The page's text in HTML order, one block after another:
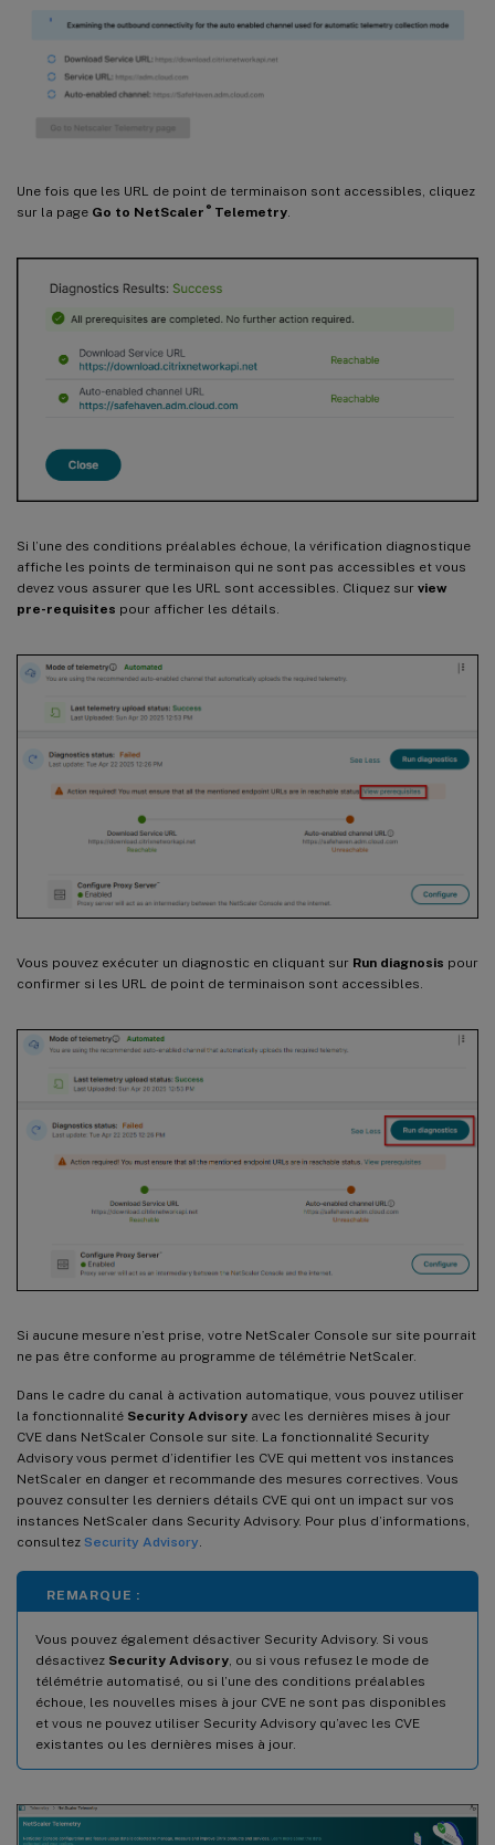
Une fois que les URL de point de terminaison sont accessibles, cliquez
sur la page Go to NetScaler ®Telemetry.
Si l’une des conditions préalables échoue, la vérification diagnostique
affiche les points de terminaison qui ne sont pas accessibles et vous
devez vous assurer que les URL sont accessibles. Cliquez sur view
pre-requisites pour afficher les détails.
Vous pouvez exécuter un diagnostic en cliquant sur Run diagnosis pour
confirmer si les URL de point de terminaison sont accessibles.
Si aucune mesure n’est prise, votre NetScaler Console sur site pourrait
ne pas être conforme au programme de télémétrie NetScaler.
Dans le cadre du canal à activation automatique, vous pouvez utiliser
la fonctionnalité Security Advisory avec les dernières mises à jour
CVE dans NetScaler Console sur site. La fonctionnalité Security
Advisory vous permet d’identifier les CVE qui mettent vos instances
NetScaler en danger et recommande des mesures correctives. Vous
pouvez consulter les derniers détails CVE qui ont un impact sur vos
instances NetScaler dans Security Advisory. Pour plus d’informations,
consultez Security Advisory
REMARQUE :
Vous pouvez également désactiver Security Advisory. Si vous
désactivez Security Advisory , ou si vous refusez le mode de
télémétrie automatisé, ou si l’une des conditions préalables
échoue, les nouvelles mises à jour CVE ne sont pas disponibles
et vous ne pouvez utiliser Security Advisory qu’avec les CVE
existantes ou les dernières mises à jour.